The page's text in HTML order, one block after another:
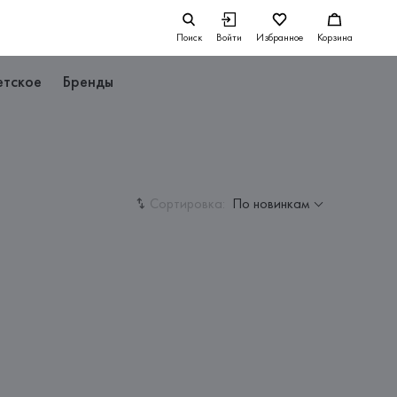
Поиск Войти Избранное Корзина
Бренды
Сортировка: По новинкам